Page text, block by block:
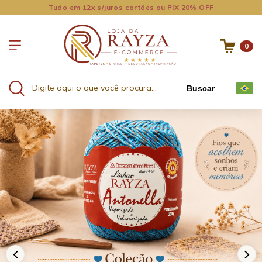
Tudo em 12x s/juros cartões ou PIX 20% OFF
0
Buscar